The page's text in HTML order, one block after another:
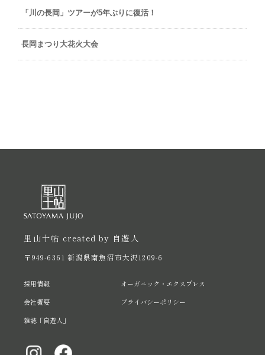
「川の長岡」ツアーが5年ぶりに復活！
長岡まつり大花火大会
里山十帖 created by 自遊人
〒949-6361 新潟県南魚沼市大沢1209-6
採用情報
会社概要
雑誌「自遊人」
オーガニック・エクスプレス
プライバシーポリシー